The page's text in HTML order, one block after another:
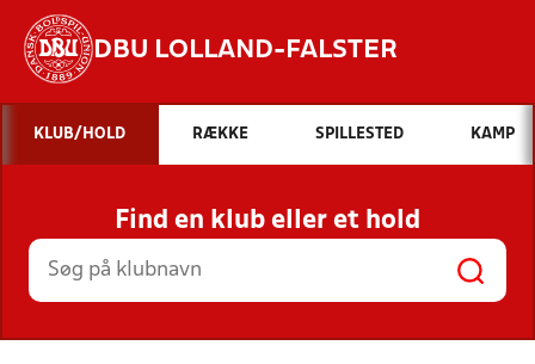
DBU LOLLAND-FALSTER
Hvad vil du søge efter?
INDHOLD OG NYHEDER
STILLINGER, RESULTATER, KLUBBER OG
HOLD
KLUB/HOLD RÆKKE SPILLESTED KAMP
Find en klub eller et hold